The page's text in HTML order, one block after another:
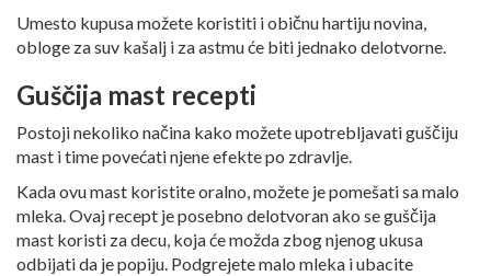
Umesto kupusa možete koristiti i običnu hartiju novina,
obloge za suv kašalj i za astmu će biti jednako delotvorne.
Guščija mast recepti
Postoji nekoliko načina kako možete upotrebljavati guščiju
mast i time povećati njene efekte po zdravlje.
Kada ovu mast koristite oralno, možete je pomešati sa malo
mleka. Ovaj recept je posebno delotvoran ako se guščija
mast koristi za decu, koja će možda zbog njenog ukusa
odbijati da je popiju. Podgrejete malo mleka i ubacite